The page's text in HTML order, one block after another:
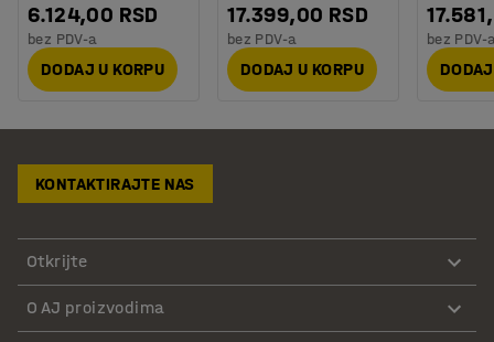
6.124,00 RSD
bez PDV-a
DODAJ U KORPU
17.399,00 RSD
bez PDV-a
DODAJ U KORPU
bez PDV-
KONTAKTIRAJTE NAS
Otkrijte
O AJ proizvodima